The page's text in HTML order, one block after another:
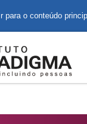
Ir para o conteúdo